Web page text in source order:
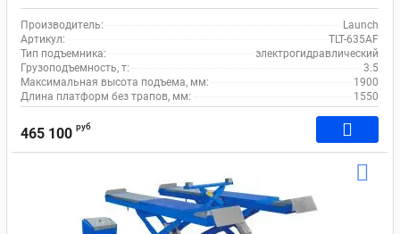
Производитель:
Launch
Артикул:
TLT-635AF
Тип подъемника:
электрогидравлический
Грузоподъемность, т:
3.5
Максимальная высота подъема, мм:
1900
Длина платформ без трапов, мм:
1550
465 100 руб